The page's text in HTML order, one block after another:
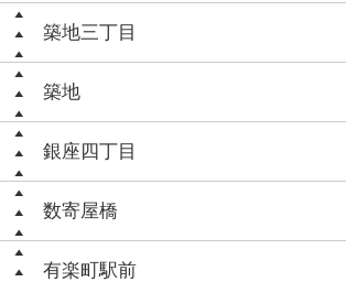
築地三丁目
築地
銀座四丁目
数寄屋橋
有楽町駅前